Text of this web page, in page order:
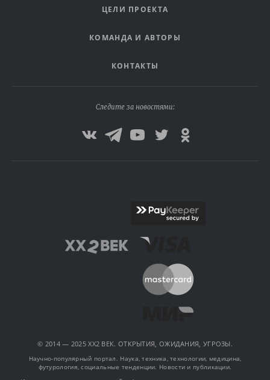
ЦЕЛИ ПРОЕКТА
КОМАНДА И АВТОРЫ
КОНТАКТЫ
Следите за новостями:
© 2014 — 2025 XX2 ВЕК. ОТКРЫТИЯ, ОЖИДАНИЯ, УГРОЗЫ.
Научно-популярный портал. Наука, техника, технологии, медицина,
футурология, социальные тенденции. Новости и публикации.